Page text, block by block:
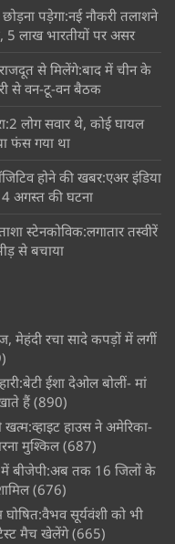
पड़ेगा:नई नौकरी तलाशने
5 लाख भारतीयों पर असर
से मिलेंगे:बाद में चीन के
से वन-टू-वन बैठक
लोग सवार थे, कोई घायल
फंस गया था
होने की खबर:एअर इंडिया
अगस्त की घटना
स्टेनकोविक:लगातार तस्वीरें
से बचाया
मेहंदी रचा सादे कपड़ों में लगीं
ईशा देओल बोलीं- मां
हैं (890)
खत्म:व्हाइट हाउस ने अमेरिका-
मुश्किल (687)
में बीजेपी:अब तक 16 जिलों के
(676)
घोषित:वैभव सूर्यवंशी को भी
मैच खेलेंगे (665)